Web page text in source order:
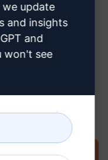
계정을
보세요.
사용해 보세요.
update
and insights
and
won't see